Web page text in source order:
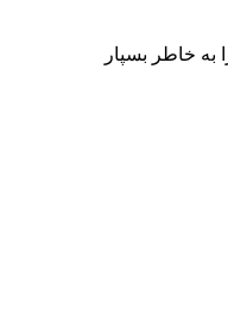
به خاطر بسپار